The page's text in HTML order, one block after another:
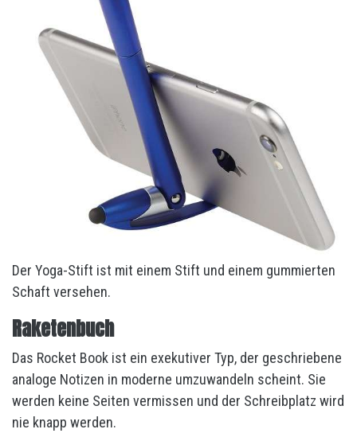
Der Yoga-Stift ist mit einem Stift und einem gummierten
Schaft versehen.
Raketenbuch
Das Rocket Book ist ein exekutiver Typ, der geschriebene
analoge Notizen in moderne umzuwandeln scheint. Sie
werden keine Seiten vermissen und der Schreibplatz wird
nie knapp werden.